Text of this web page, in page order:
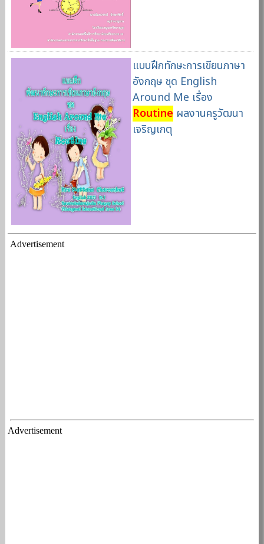
แบบฝึกทักษะการเขียนภาษา
อังกฤษ ชุด English
Around Me เรื่อง
Routine ผลงานครูวัฒนา
เจริญเกตุ
Advertisement
Advertisement